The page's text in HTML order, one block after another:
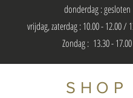
donderdag : gesloten
vrijdag, zaterdag :10.00 - 12.00/
Zondag : 13.30 - 17.00
SHOP